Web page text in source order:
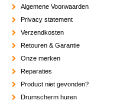
Algemene Voorwaarden
Privacy statement
Verzendkosten
Retouren & Garantie
Onze merken
Reparaties
Product niet gevonden?
Drumscherm huren